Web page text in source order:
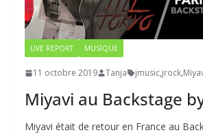
LIVE REPORT MUSIQUE
11 octobre 2019 Tanja jmusic,jrock,
Miyavi au Backstage
Miyavi était de retour en France au